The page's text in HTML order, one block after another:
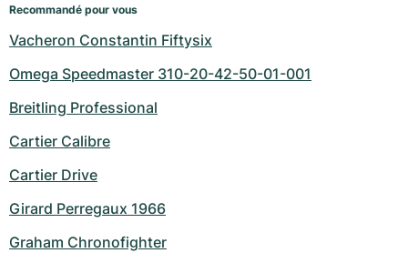
Recommandé pour vous
Vacheron Constantin Fiftysix
Omega Speedmaster 310-20-42-50-01-001
Breitling Professional
Cartier Calibre
Cartier Drive
Girard Perregaux 1966
Graham Chronofighter